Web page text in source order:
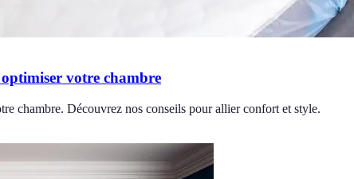
votre chambre
chambre. Découvrez nos conseils pour allier confort et style.